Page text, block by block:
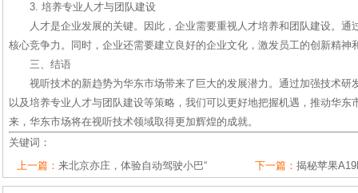
3. 培养专业人才与团队建设
人才是企业发展的关键。因此，企业需要重视人才培养和团队建设。通
核心竞争力。同时，企业还需要建立良好的企业文化，激发员工的创新精神
三、结语
视听技术的新趋势为华东市场带来了巨大的发展潜力。通过加强技术研
以及培养专业人才与团队建设等策略，我们可以更好地把握机遇，推动华东
来，华东市场将在视听技术领域取得更加辉煌的成就。
关键词：
上一篇： 来北京亦庄，体验自动驾驶小巴“ 下一篇： 揭秘苹果